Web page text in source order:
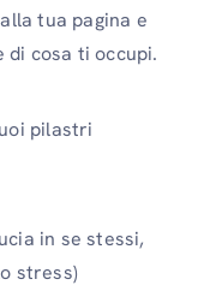
tua pagina e
cosa ti occupi.
pilastri
in se stessi,
stress)